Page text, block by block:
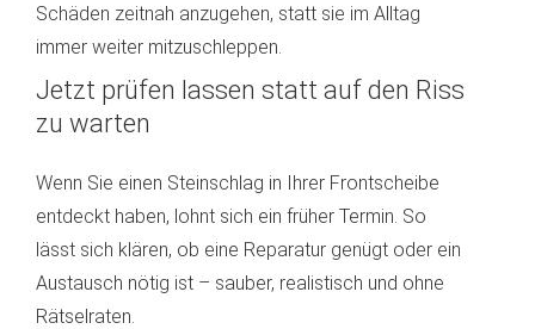
Schäden zeitnah anzugehen, statt sie im Alltag
immer weiter mitzuschleppen.
Jetzt prüfen lassen statt auf den Riss
zu warten
Wenn Sie einen Steinschlag in Ihrer Frontscheibe
entdeckt haben, lohnt sich ein früher Termin. So
lässt sich klären, ob eine Reparatur genügt oder ein
Austausch nötig ist – sauber, realistisch und ohne
Rätselraten.